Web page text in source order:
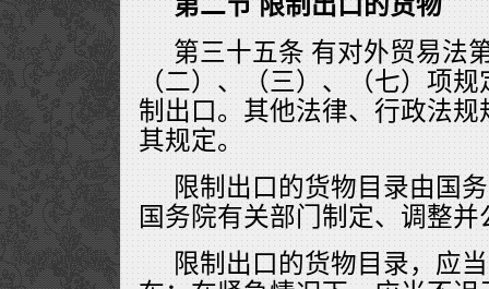
第三十五条 有对外贸易法
（二）、（三）、（七）项
制出口。其他法律、行政法
其规定。
限制出口的货物目录由国
国务院有关部门制定、调整并
限制出口的货物目录，应